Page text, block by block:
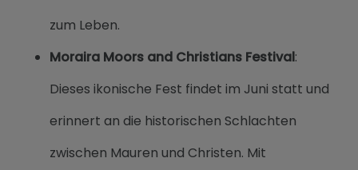
zum Leben.
Moraira Moors and Christians Festival:
Dieses ikonische Fest findet im Juni statt und
erinnert an die historischen Schlachten
zwischen Mauren und Christen. Mit